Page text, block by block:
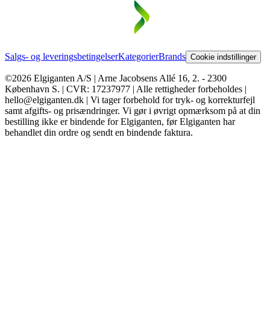
Salgs- og leveringsbetingelserKategorierBrands Cookie indstillinger
©2026 Elgiganten A/S | Arne Jacobsens Allé 16, 2. - 2300
København S. | CVR: 17237977 | Alle rettigheder forbeholdes |
hello@elgiganten.dk | Vi tager forbehold for tryk- og korrekturfejl
samt afgifts- og prisændringer. Vi gør i øvrigt opmærksom på at din
bestilling ikke er bindende for Elgiganten, før Elgiganten har
behandlet din ordre og sendt en bindende faktura.